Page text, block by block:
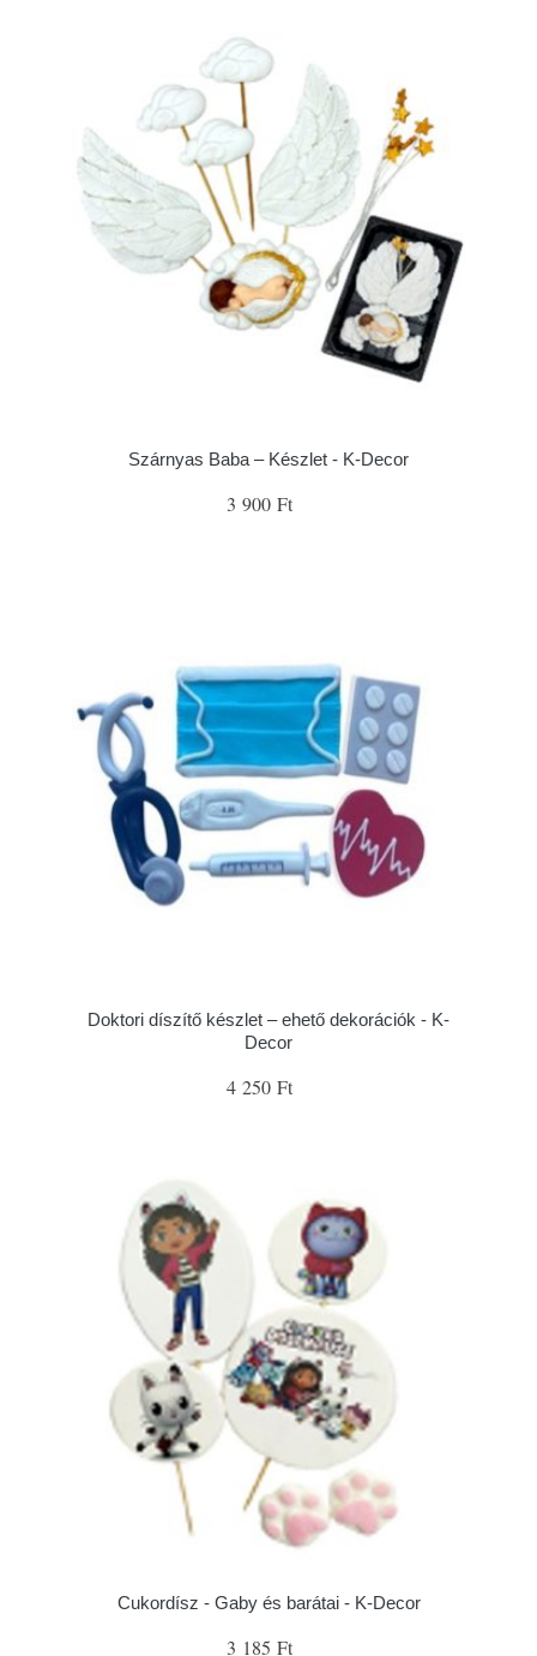
Szárnyas Baba – Készlet - K-Decor
3 900 Ft
Doktori díszítő készlet – ehető dekorációk - K-
Decor
4 250 Ft
Cukordísz - Gaby és barátai - K-Decor
3 185 Ft